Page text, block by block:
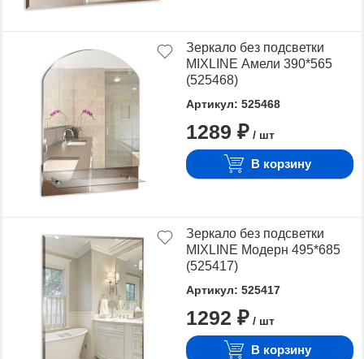
Зеркало без подсветки
MIXLINE Амели 390*565
(525468)
Артикул: 525468
1289 ₽ / шт
В корзину
Зеркало без подсветки
MIXLINE Модерн 495*685
(525417)
Артикул: 525417
1292 ₽ / шт
В корзину